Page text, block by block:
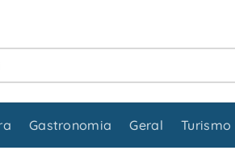
Gastronomia Geral Turismo